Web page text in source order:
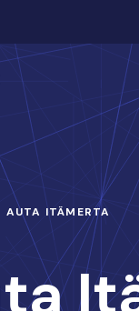
AUTA ITÄMERTA